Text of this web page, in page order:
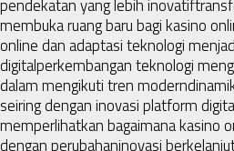
pendekatan yang lebih inovatif
membuka ruang baru bagi kasino
online dan adaptasi teknologi
digitalperkembangan teknologi
dalam mengikuti tren modern
seiring dengan inovasi platform
memperlihatkan bagaimana kasino
dengan perubahaninovasi